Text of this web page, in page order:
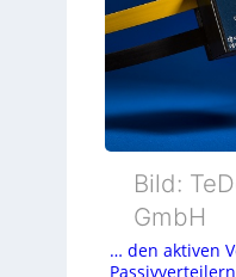
Bild:
GmbH
… den aktiven